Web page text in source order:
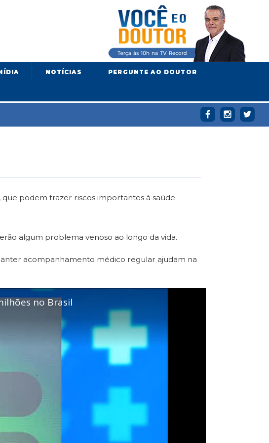
NOTÍCIAS PERGUNTE AO DOUTOR
que podem trazer riscos importantes à saúde
algum problema venoso ao longo da vida.
acompanhamento médico regular ajudam na